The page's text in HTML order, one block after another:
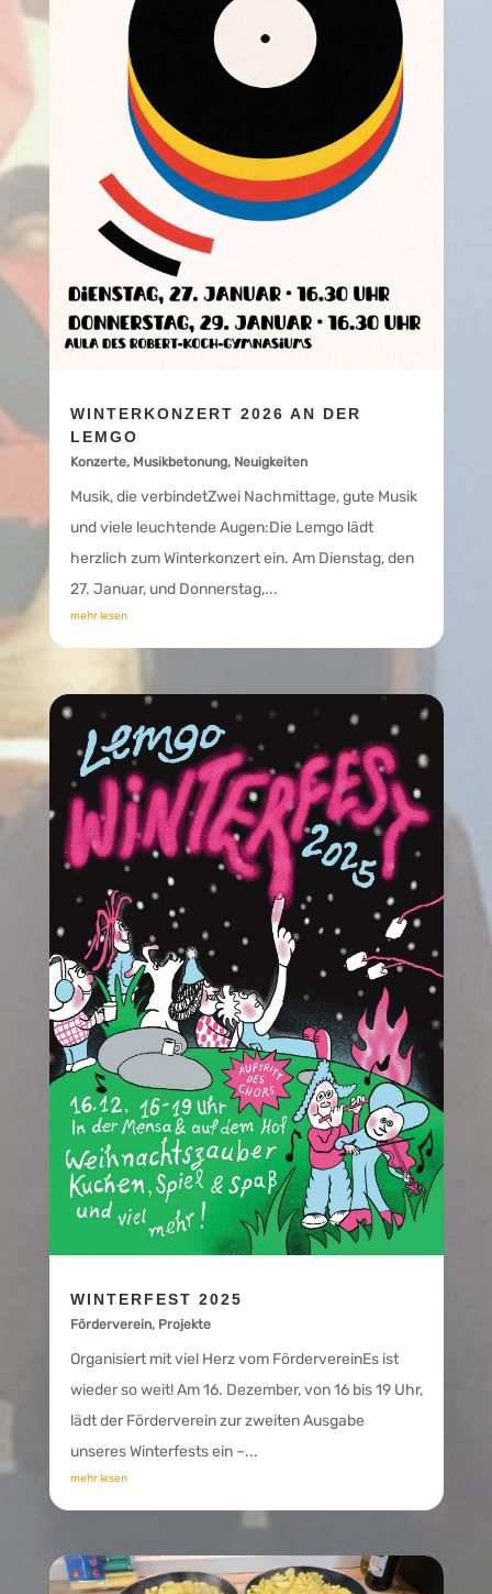
WINTERKONZERT 2026 AN DER
LEMGO
Konzerte, Musikbetonung, Neuigkeiten
Musik, die verbindetZwei Nachmittage, gute Musik
und viele leuchtende Augen:Die Lemgo lädt
herzlich zum Winterkonzert ein. Am Dienstag, den
27. Januar, und Donnerstag,...
mehr lesen
WINTERFEST 2025
Förderverein, Projekte
Organisiert mit viel Herz vom FördervereinEs ist
wieder so weit! Am 16. Dezember, von 16 bis 19 Uhr,
lädt der Förderverein zur zweiten Ausgabe
unseres Winterfests ein –...
mehr lesen